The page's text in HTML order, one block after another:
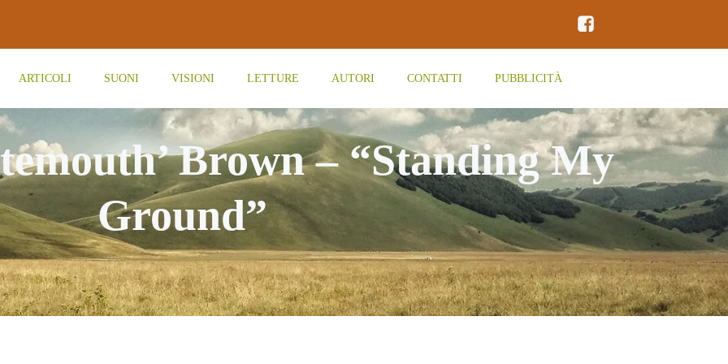
ARTICOLI SUONI VISIONI LETTURE AUTORI CONTATTI PUBBLICITÀ
Brown – “Standing My
Ground”